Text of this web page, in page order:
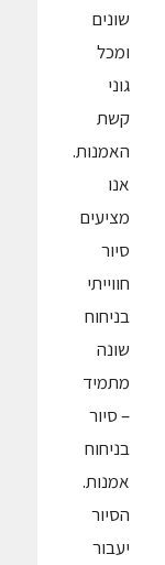
שונים
ומכל
גוני
קשת
האמנות.
אנו
מציעים
סיור
חווייתי
בניחוח
שונה
מתמיד
– סיור
בניחוח
אמנות.
הסיור
יעבור